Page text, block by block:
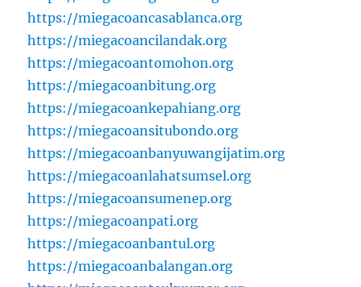
https://miegacoancasablanca.org
https://miegacoancilandak.org
https://miegacoantomohon.org
https://miegacoanbitung.org
https://miegacoankepahiang.org
https://miegacoansitubondo.org
https://miegacoanbanyuwangijatim.org
https://miegacoanlahatsumsel.org
https://miegacoansumenep.org
https://miegacoanpati.org
https://miegacoanbantul.org
https://miegacoanbalangan.org